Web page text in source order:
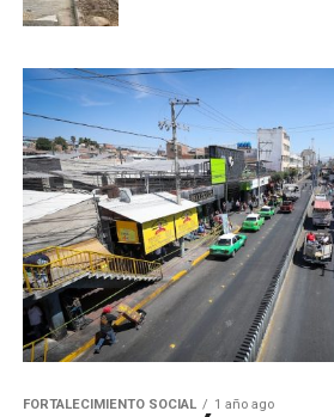
FORTALECIMIENTO SOCIAL 1 año ago